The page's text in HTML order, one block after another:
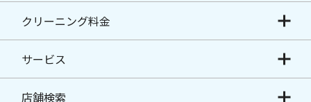
クリーニング料金
サービス
店舗検索